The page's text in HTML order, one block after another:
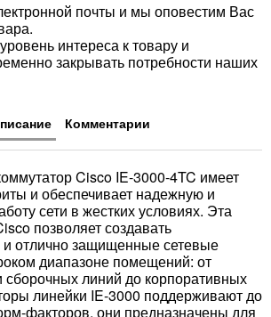
почты и мы оповестим Вас
интереса к товару и
закрывать потребности наших
Комментарии
Cisco IE-3000-4TC имеет
и обеспечивает надежную и
сети в жестких условиях. Эта
позволяет создавать
отлично защищенные сетевые
диапазоне помещений: от
сборочных линий до корпоративных
линейки IE-3000 поддерживают до
факторов, они предназначены для